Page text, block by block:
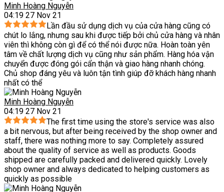
Minh Hoàng Nguyễn
04:19 27 Nov 21
Lần đầu sử dụng dịch vụ của cửa hàng cũng có
chút lo lắng, nhưng sau khi được tiếp bởi chủ cửa hàng và nhân
viên thì không còn gì để có thể nói được nữa. Hoàn toàn yên
tâm về chất lượng dịch vụ cũng như sản phẩm. Hàng hóa vận
chuyển được đóng gói cẩn thận và giao hàng nhanh chóng.
Chủ shop đáng yêu và luôn tận tình giúp đỡ khách hàng nhanh
nhất có thể
Minh Hoàng Nguyễn
04:19 27 Nov 21
The first time using the store's service was also
a bit nervous, but after being received by the shop owner and
staff, there was nothing more to say. Completely assured
about the quality of service as well as products. Goods
shipped are carefully packed and delivered quickly. Lovely
shop owner and always dedicated to helping customers as
quickly as possible